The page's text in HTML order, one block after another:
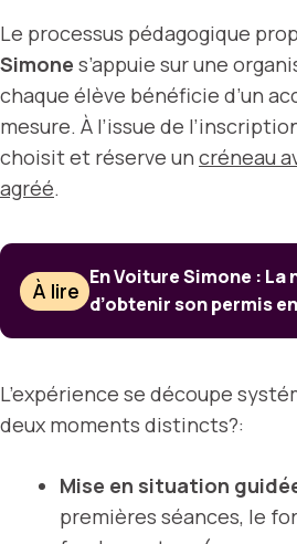
Le processus pédagogique
Simone s’appuie sur une
chaque élève bénéficie d’un
mesure. À l’issue de
choisit et réserve un créneau
agréé.
À lire
En Voiture Simone :
d’obtenir son permis
L’expérience se découpe
deux moments distincts?:
Mise en situation
premières séances, le